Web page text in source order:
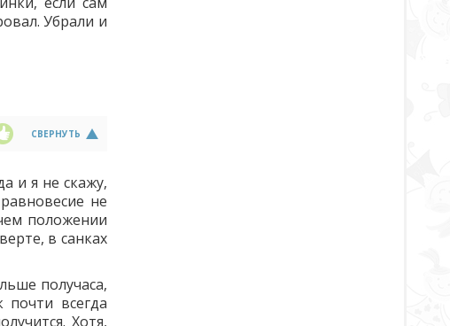
Убрали и
СВЕРНУТЬ
и я не скажу,
не
положении
в санках
получаса,
всегда
Хотя,